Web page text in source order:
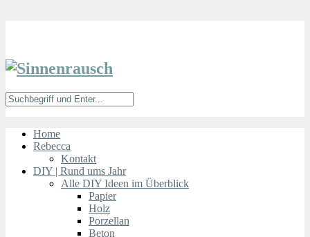
Home
Rebecca
Kontakt
DIY | Rund ums Jahr
Alle DIY Ideen im Überblick
Papier
Holz
Porzellan
Beton